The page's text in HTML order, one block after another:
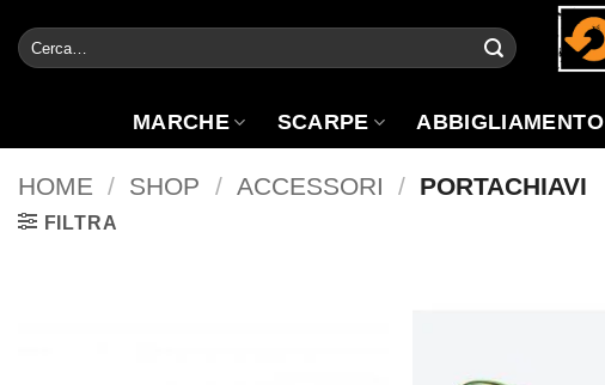
contenuti
Cerca:
MARCHE SCARPE ABBIGLIAMENTO
HOME / SHOP / ACCESSORI / PORTACHIAVI
FILTRA